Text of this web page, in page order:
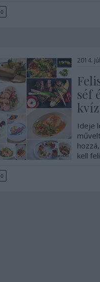
0
2014.
séf
Ideje
kell
hogy
0